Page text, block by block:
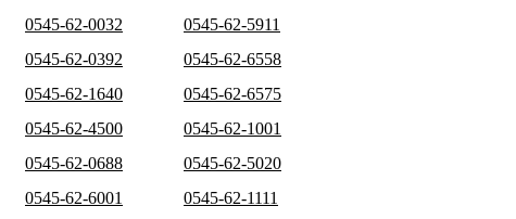
0545-62-0032
0545-62-5911
0545-62-0392
0545-62-6558
0545-62-1640
0545-62-6575
0545-62-4500
0545-62-1001
0545-62-0688
0545-62-5020
0545-62-6001
0545-62-1111